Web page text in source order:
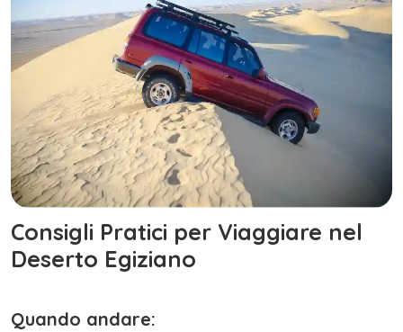
Consigli Pratici per Viaggiare nel
Deserto Egiziano
Quando andare: